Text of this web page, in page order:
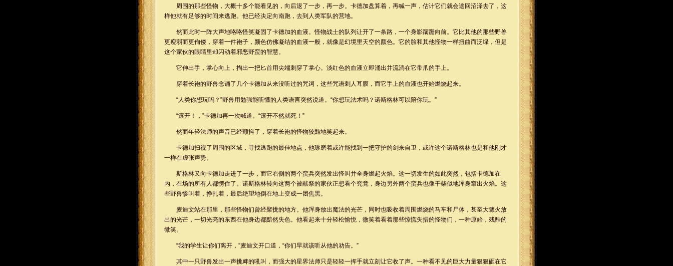
周围的那些怪物，大概十多个能看见的，向后退了一步，再一步。卡德加盘算着，再喊一声，估计它们就会逃回沼泽去了，这
样他就有足够的时间来逃跑。他已经决定向南跑，去到人类军队的营地。
然而此时一阵大声地咯咯怪笑凝固了卡德加的血液。怪物战士的队列让开了一条路，一个身影蹒跚向前。它比其他的那些野兽
更瘦弱而更佝偻，穿着一件袍子，颜色仿佛凝结的血液一般，就像是幻境里天空的颜色。它的脸和其他怪物一样扭曲而泛绿，但是
这个家伙的眼睛里却闪动着邪恶野蛮的智慧。
它伸出手，掌心向上，掏出一把匕首用尖端刺穿了掌心。淡红色的血液立即涌出并流淌在它带爪的手上。
穿着长袍的野兽念诵了几个卡德加从来没听过的咒词，这些咒语刺人耳膜，而它手上的血液也开始燃烧起来。
“人类你想玩吗？”野兽用勉强能听懂的人类语言突然说道。“你想玩法术吗？诺斯格林可以陪你玩。”
“滚开！，”卡德加再一次喊道。“滚开不然就死！”
然而年轻法师的声音已经颤抖了，穿着长袍的怪物狡黠地笑起来。
卡德加扫视了周围的区域，寻找逃跑的最佳地点，他琢磨着或许能找到一把守护的剑来自卫，或许这个诺斯格林也是和他刚才
一样在虚张声势。
斯格林又向卡德加走进了一步，而它右侧的两个蛮兵突然发出怪叫并全身燃起火焰。这一切发生的如此突然，包括卡德加在
内，在场的所有人都愣住了。诺斯格林转向这两个被献祭的家伙正想看个究竟，身边另外两个蛮兵也像干柴似地浑身窜出火焰。这
些野兽惨叫着，挣扎着，最后绝望地倒在地上变成一团焦黑。
麦迪文站在那里，那些怪物们曾经聚拢的地方。他浑身放出魔法的光芒，同时也吸收着周围燃烧的马车和尸体，甚至大篝火放
出的光芒，一切光亮的东西在他身边都黯然失色。他看起来十分轻松愉悦，微笑着看着那些惊慌失措的怪物们，一种原始，残酷的
微笑。
“我的学生让你们离开，”麦迪文开口道，“你们早就该听从他的劝告。”
其中一只野兽发出一声挑衅的吼叫，而强大的星界法师只是轻轻一挥手就立刻让它收了声。一种看不见的巨大力量狠狠砸在它